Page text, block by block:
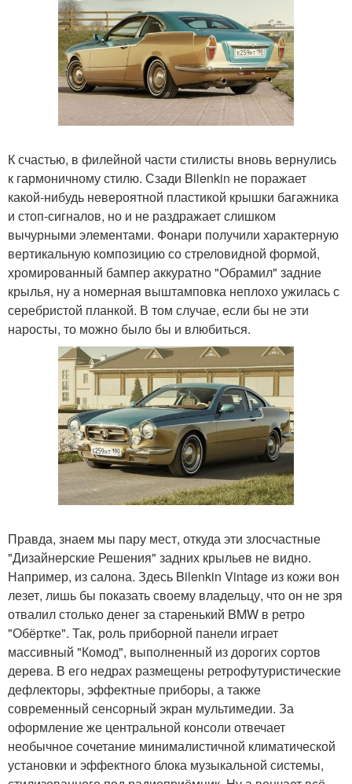
К счастью, в филейной части стилисты вновь вернулись
к гармоничному стилю. Сзади Bilenkin не поражает
какой-нибудь невероятной пластикой крышки багажника
и стоп-сигналов, но и не раздражает слишком
вычурными элементами. Фонари получили характерную
вертикальную композицию со стреловидной формой,
хромированный бампер аккуратно "Обрамил" задние
крылья, ну а номерная выштамповка неплохо ужилась с
серебристой планкой. В том случае, если бы не эти
наросты, то можно было бы и влюбиться.
Правда, знаем мы пару мест, откуда эти злосчастные
"Дизайнерские Решения" задних крыльев не видно.
Например, из салона. Здесь Bilenkin Vintage из кожи вон
лезет, лишь бы показать своему владельцу, что он не зря
отвалил столько денег за старенький BMW в ретро
"Обёртке". Так, роль приборной панели играет
массивный "Комод", выполненный из дорогих сортов
дерева. В его недрах размещены ретрофутуристические
дефлекторы, эффектные приборы, а также
современный сенсорный экран мультимедии. За
оформление же центральной консоли отвечает
необычное сочетание минималистичной климатической
установки и эффектного блока музыкальной системы,